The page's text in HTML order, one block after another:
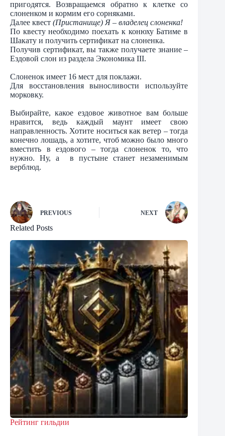
пригодятся. Возвращаемся обратно к клетке со
слоненком и кормим его сорняками.
Далее квест (Пристанище) Я – владелец слоненка!
По квесту необходимо поехать к конюху Батиме в
Шакату и получить сертификат на слоненка.
Получив сертификат, вы также получаете знание –
Ездовой слон из раздела Экономика III.
Слоненок имеет 16 мест для поклажи.
Для восстановления выносливости используйте
морковку.
Выбирайте, какое ездовое животное вам больше
нравится, ведь каждый маунт имеет свою
направленность. Хотите носиться как ветер – тогда
конечно лошадь, а хотите, чтоб можно было много
вместить в ездового – тогда слоненок то, что
нужно. Ну, а в пустыне станет незаменимым
верблюд.
PREVIOUS NEXT
Related Posts
Рейтинг гильдии